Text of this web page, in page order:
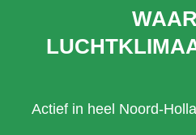
Actief in heel Noord-